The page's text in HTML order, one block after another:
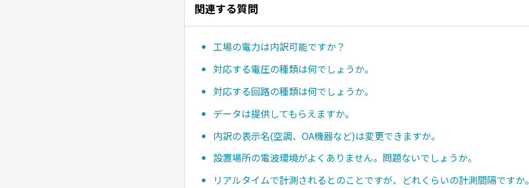
関連する質問
工場の電力は内訳可能ですか？
対応する電圧の種類は何でしょうか。
対応する回路の種類は何でしょうか。
データは提供してもらえますか。
内訳の表示名(空調、OA機器など)は変更できますか。
設置場所の電波環境がよくありません。問題ないでしょうか。
リアルタイムで計測されるとのことですが、どれくらいの計測間隔ですか。